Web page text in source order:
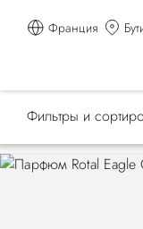
Франция
Главная страница
Фильтры и